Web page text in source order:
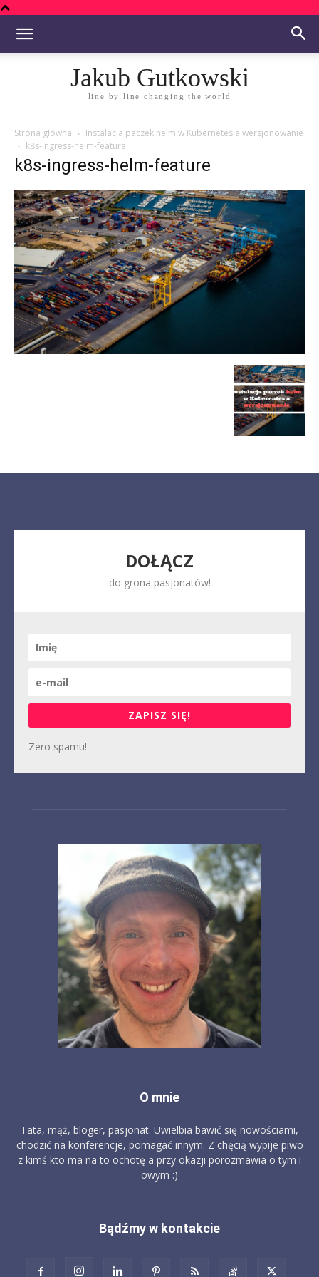
Jakub Gutkowski
line by line changing the world
Strona główna
Instalacja paczek helm w Kubernetes a wersjonowanie
k8s-ingress-helm-feature
k8s-ingress-helm-feature
DOŁĄCZ
do grona pasjonatów!
ZAPISZ SIĘ!
Zero spamu!
O mnie
Tata, mąż, bloger, pasjonat. Uwielbia bawić się nowościami,
chodzić na konferencje, pomagać innym. Z chęcią wypije piwo
z kimś kto ma na to ochotę a przy okazji porozmawia o tym i
owym :)
Bądźmy w kontakcie